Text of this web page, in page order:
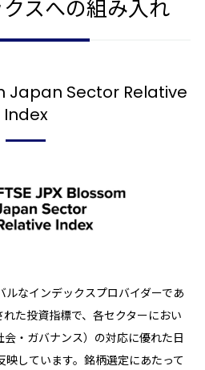
スへの組み入れ
Japan Sector Relative
Index
なインデックスプロバイダーであ
た投資指標で、各セクターにおい
会・ガバナンス）の対応に優れた日
しています。銘柄選定にあたって